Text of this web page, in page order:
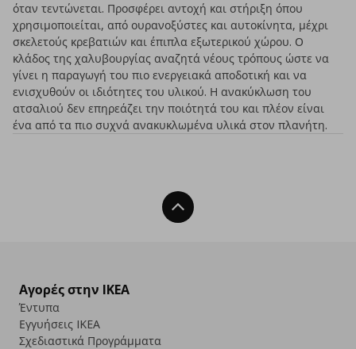
όταν τεντώνεται. Προσφέρει αντοχή και στήριξη όπου
χρησιμοποιείται, από ουρανοξύστες και αυτοκίνητα, μέχρι
σκελετούς κρεβατιών και έπιπλα εξωτερικού χώρου. Ο
κλάδος της χαλυβουργίας αναζητά νέους τρόπους ώστε να
γίνει η παραγωγή του πιο ενεργειακά αποδοτική και να
ενισχυθούν οι ιδιότητες του υλικού. Η ανακύκλωση του
ατσαλιού δεν επηρεάζει την ποιότητά του και πλέον είναι
ένα από τα πιο συχνά ανακυκλωμένα υλικά στον πλανήτη.
Back To Top
Αγορές στην IKEA
Έντυπα
Εγγυήσεις IKEA
Σχεδιαστικά Προγράμματα